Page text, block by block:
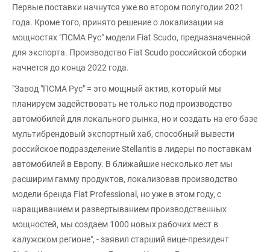
Первые поставки начнутся уже во втором полугодии 2021
года. Кроме того, принято решение о локализации на
мощностях "ПСМА Рус" модели Fiat Scudo, предназначенной
для экспорта. Производство Fiat Scudo российской сборки
начнется до конца 2022 года.
"Завод "ПСМА Рус" = это мощный актив, который мы
планируем задействовать не только под производство
автомобилей для локального рынка, но и создать на его базе
мультибрендовый экспортный хаб, способный вывести
российское подразделение Stellantis в лидеры по поставкам
автомобилей в Европу. В ближайшие несколько лет мы
расширим гамму продуктов, локализовав производство
модели бренда Fiat Professional, но уже в этом году, с
наращиванием и развертыванием производственных
мощностей, мы создаем 1000 новых рабочих мест в
калужском регионе", - заявил старший вице-президент